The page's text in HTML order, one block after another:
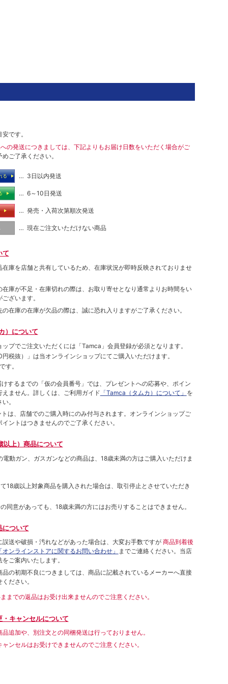
です。
の発送につきましては、下記よりもお届け日数をいただく場合がご
めご了承ください。
る … 3日以内発送
… 6～10日発送
… 発売・入荷次第順次発送
… 現在ご注文いただけない商品
て
在庫を店舗と共有しているため、在庫状況が即時反映されておりませ
在庫が不足・在庫切れの際は、お取り寄せとなり通常よりお時間をい
ざいます。
の在庫の在庫が欠品の際は、誠に恐れ入りますがご了承ください。
）について
ップでご注⽂いただくには「Tamca」会員登録が必須となります。
円税抜）
」は当オンラインショップにてご購⼊いただけます。
です。
するまでの「仮の会員番号」では、プレゼントへの応募や、ポイン
えません。詳しくは、ご利⽤ガイド 「Tamca（タムカ）について」 を
。
は、店舗でのご購⼊時にのみ付与されます。オンラインショップご
ントはつきませんのでご了承ください。
以上）商品について
電動ガン、ガスガンなどの商品は、18歳未満の方はご購入いただけま
18歳以上対象商品を購入された場合は、取引停止とさせていただき
同意があっても、18歳未満の方にはお売りすることはできません。
について
誤送や破損・汚れなどがあった場合は、大変お手数ですが 商品到着後
「オンラインストアに関するお問い合わせ」 までご連絡ください。当店
ご案内いたします。
品の初期不良につきましては、商品に記載されているメーカーへ直接
ださい。
までの返品はお受け出来ませんのでご注意ください。
・キャンセルについて
品追加や、別注文との同梱発送は行っておりません。
ャンセルはお受けできませんのでご注意ください。